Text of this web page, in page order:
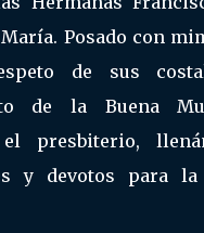
María. Posado con
de sus
de la Buena
presbiterio,
y devotos para la